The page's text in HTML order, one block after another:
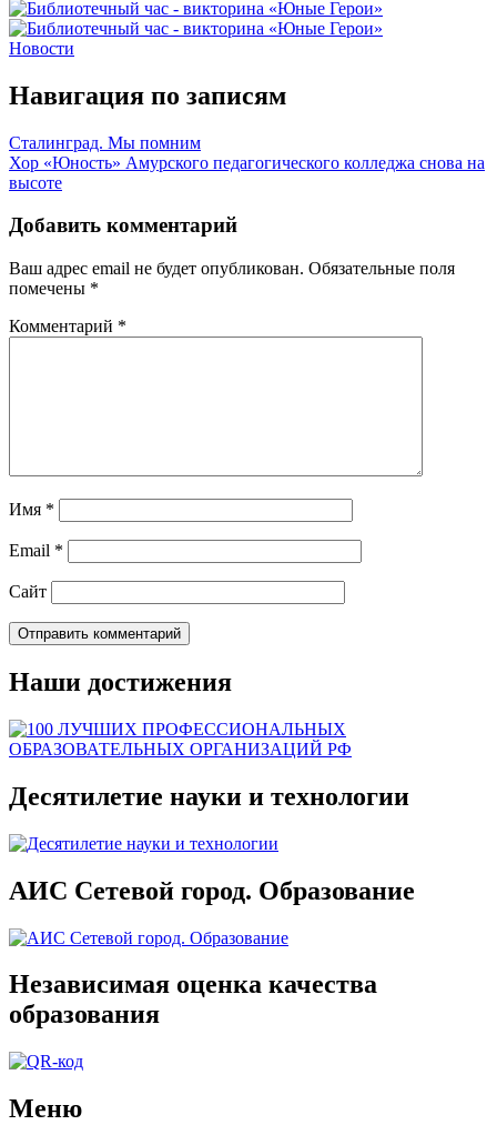
Новости
Навигация по записям
Сталинград. Мы помним
Хор «Юность» Амурского педагогического колледжа снова на
высоте
Добавить комментарий
Ваш адрес email не будет опубликован. Обязательные поля
помечены *
Комментарий *
Имя *
Email *
Сайт
Наши достижения
Десятилетие науки и технологии
АИС Сетевой город. Образование
Независимая оценка качества
образования
Меню